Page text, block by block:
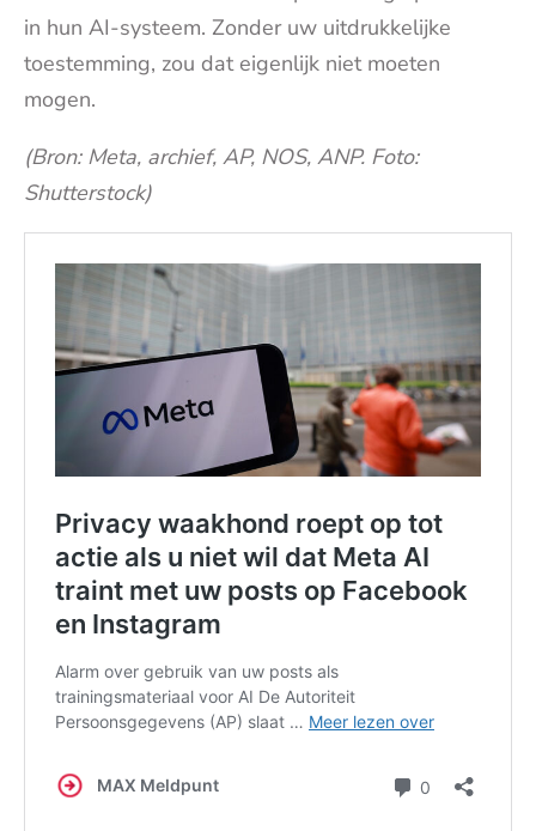
in hun AI-systeem. Zonder uw uitdrukkelijke
toestemming, zou dat eigenlijk niet moeten
mogen.
(Bron: Meta, archief, AP, NOS, ANP. Foto:
Shutterstock)